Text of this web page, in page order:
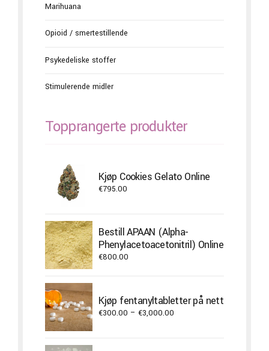
Marihuana
Opioid / smertestillende
Psykedeliske stoffer
Stimulerende midler
Topprangerte produkter
Kjøp Cookies Gelato Online
€795.00
Bestill APAAN (Alpha-
Phenylacetoacetonitril) Online
€800.00
Kjøp fentanyltabletter på nett
€300.00 – €3,000.00